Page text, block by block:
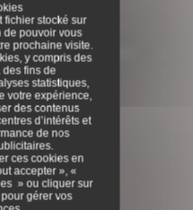
fichier stocké sur
de pouvoir vous
prochaine visite.
y compris des
des fins de
statistiques,
votre expérience,
des contenus
d’intérêts et
de nos
ces cookies en
accepter », «
» ou cliquer sur
gérer vos